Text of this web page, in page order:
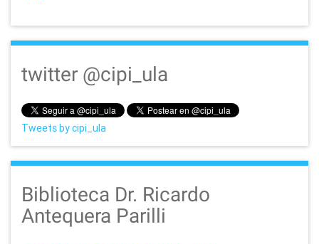
twitter @cipi_ula
Tweets by cipi_ula
Biblioteca Dr. Ricardo
Antequera Parilli